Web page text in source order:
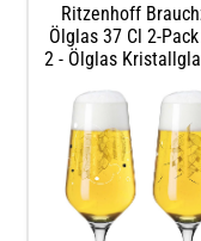
Ritzenhoff
Ölglas 37 Cl 2-
2 - Ölglas